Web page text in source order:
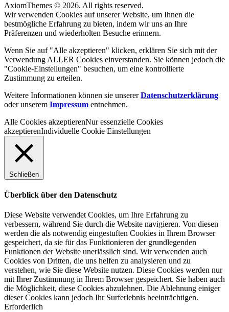
AxiomThemes © 2026. All rights reserved.
Wir verwenden Cookies auf unserer Website, um Ihnen die
bestmögliche Erfahrung zu bieten, indem wir uns an Ihre
Präferenzen und wiederholten Besuche erinnern.
Wenn Sie auf "Alle akzeptieren" klicken, erklären Sie sich mit der
Verwendung ALLER Cookies einverstanden. Sie können jedoch die
"Cookie-Einstellungen" besuchen, um eine kontrollierte
Zustimmung zu erteilen.
Weitere Informationen können sie unsererDatenschutzerklärung
oder unserem Impressum entnehmen.
Alle Cookies akzeptierenNur essenzielle Cookies
akzeptierenIndividuelle Cookie Einstellungen
Schließen
Überblick über den Datenschutz
Diese Website verwendet Cookies, um Ihre Erfahrung zu
verbessern, während Sie durch die Website navigieren. Von diesen
werden die als notwendig eingestuften Cookies in Ihrem Browser
gespeichert, da sie für das Funktionieren der grundlegenden
Funktionen der Website unerlässlich sind. Wir verwenden auch
Cookies von Dritten, die uns helfen zu analysieren und zu
verstehen, wie Sie diese Website nutzen. Diese Cookies werden nur
mit Ihrer Zustimmung in Ihrem Browser gespeichert. Sie haben auch
die Möglichkeit, diese Cookies abzulehnen. Die Ablehnung einiger
dieser Cookies kann jedoch Ihr Surferlebnis beeinträchtigen.
Erforderlich